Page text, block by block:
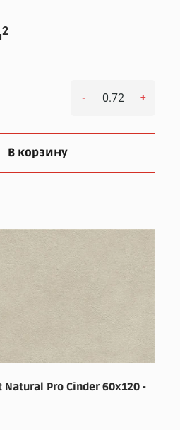
2
- +
В корзину
Pro Cinder 60x120 -